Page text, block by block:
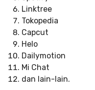
Linktree
Tokopedia
Capcut
Helo
Dailymotion
Mi Chat
dan lain-lain.